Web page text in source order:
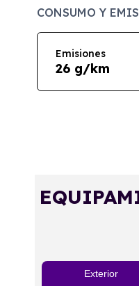
CONSUMO Y
Emisiones
26 g/km
Exterior